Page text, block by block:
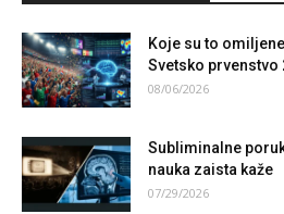
Koje su to
Svetsko prvenstvo
08/06/2026
Subliminalne
nauka zaista kaže
07/29/2026